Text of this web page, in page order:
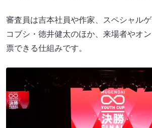
審査員は吉本社員や作家、スペシャル
コブシ・徳井健太のほか、来場者やオ
票できる仕組みです。